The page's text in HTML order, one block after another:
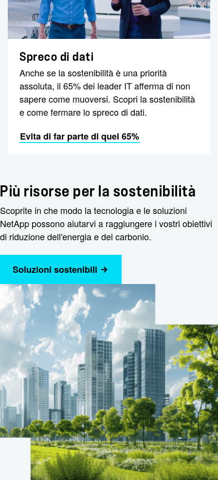
Spreco di dati
Anche se la sostenibilità è una priorità
assoluta, il 65% dei leader IT afferma di non
sapere come muoversi. Scopri la sostenibilità
e come fermare lo spreco di dati.
Evita di far parte di quel 65%
Più risorse per la sostenibilità
Scoprite in che modo la tecnologia e le soluzioni
NetApp possono aiutarvi a raggiungere i vostri obiettivi
di riduzione dell'energia e del carbonio.
Soluzioni sostenibili